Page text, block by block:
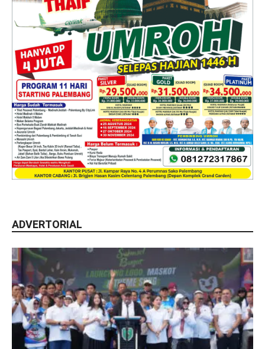
ADVERTORIAL